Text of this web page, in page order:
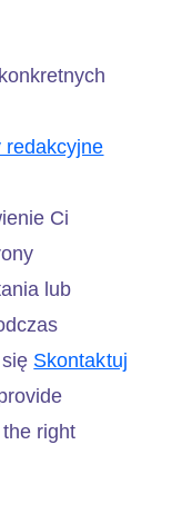
redakcyjne
Ci
lub
Skontaktuj
right